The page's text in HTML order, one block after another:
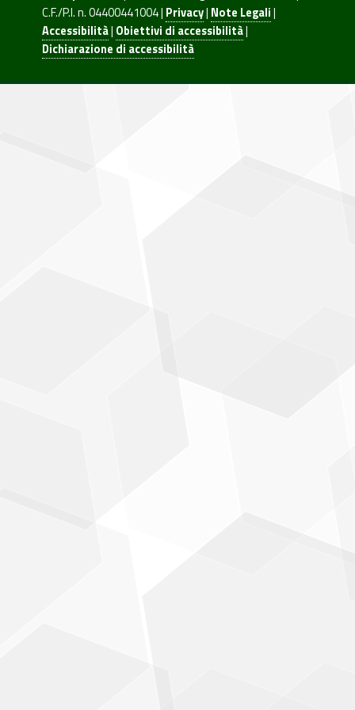
C.F./P.I. n. 04400441004 | Privacy| Note Legali|
Accessibilità| Obiettivi di accessibilità|
Dichiarazione di accessibilità